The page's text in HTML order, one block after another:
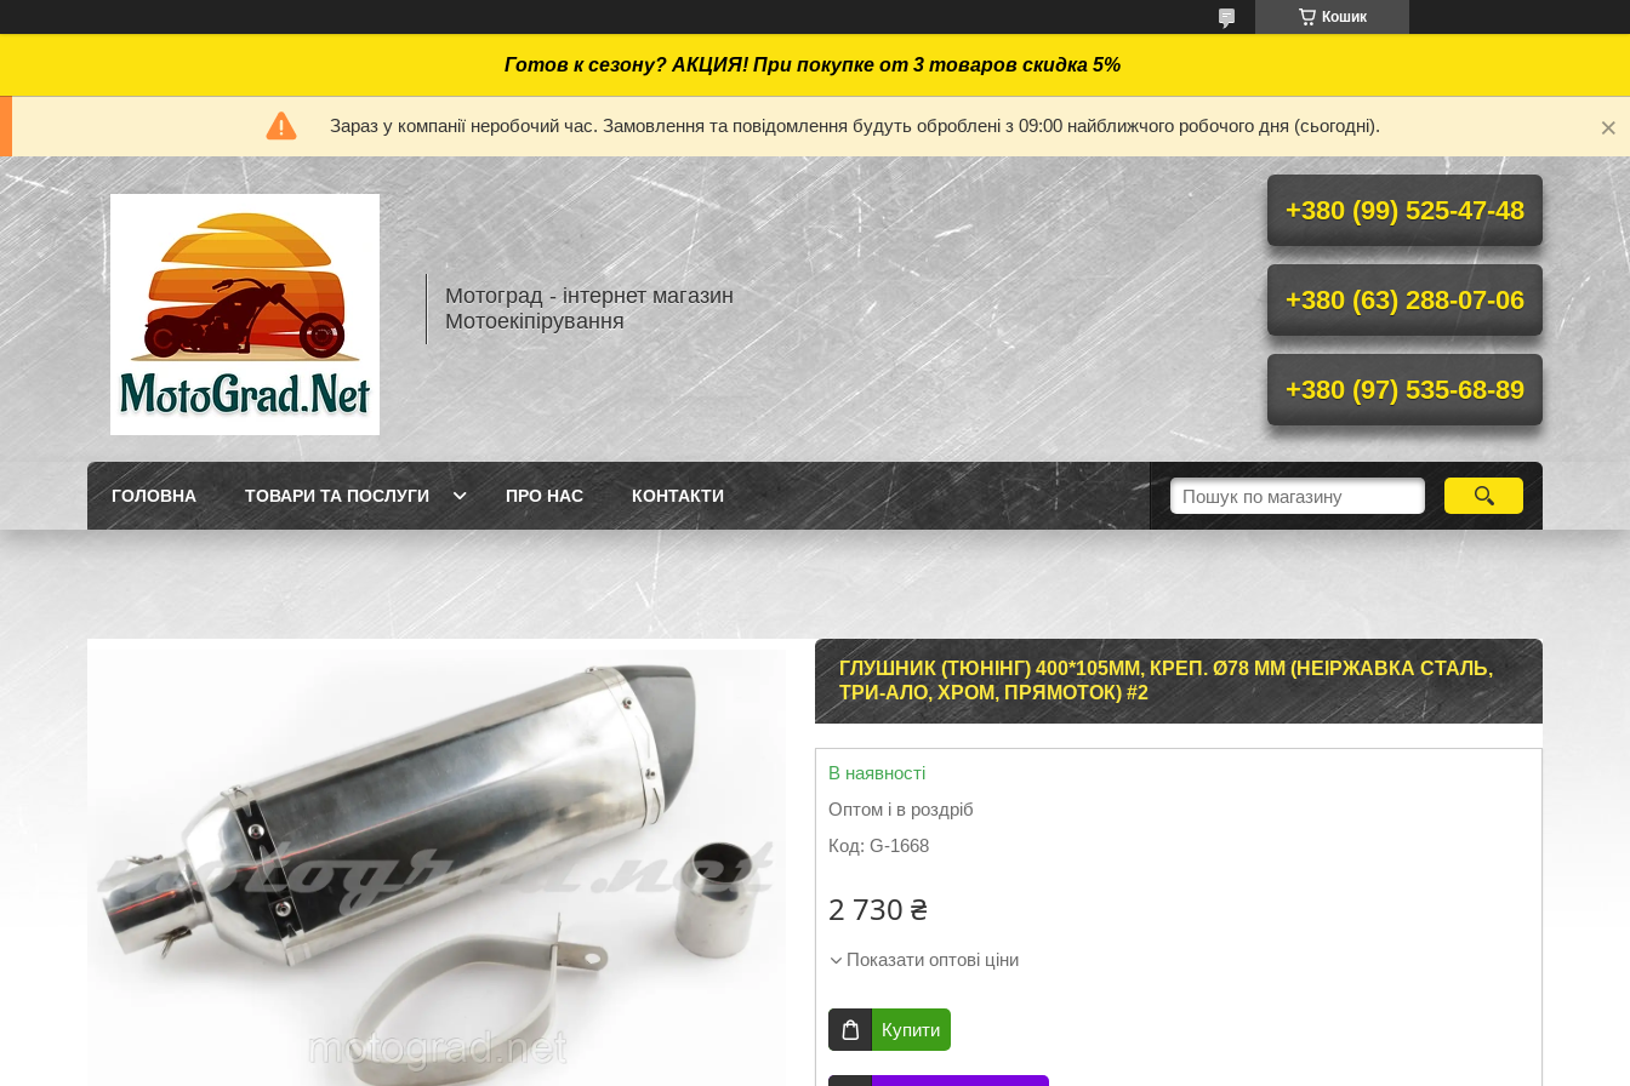
Кошик
Готов к сезону? АКЦИЯ! При покупке от 3 товаров скидка 5%
Зараз у компанії неробочий час. Замовлення та повідомлення будуть оброблені з 09:00 найближчого робочого дня (сьогодні).
Мотоград - інтернет магазин
Мотоекіпірування
+380 (99) 525-47-48
+380 (63) 288-07-06
+380 (97) 535-68-89
ГОЛОВНА ТОВАРИ ТА ПОСЛУГИ ПРО НАС КОНТАКТИ
ГЛУШНИК (ТЮНІНГ) 400*105MM, КРЕП. Ø78 MM (НЕІРЖАВКА СТАЛЬ,
ТРИ-АЛО, ХРОМ, ПРЯМОТОК) #2
В наявності
Оптом і в роздріб
Код: G-1668
2 730 ₴
Показати оптові ціни
Купити